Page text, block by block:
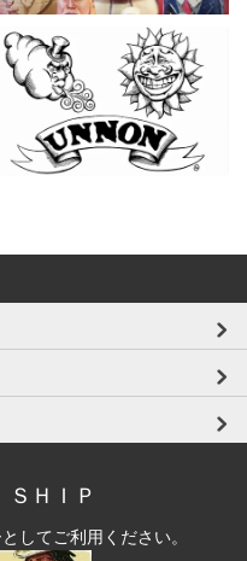
ＨＩＰ
してご利用ください。